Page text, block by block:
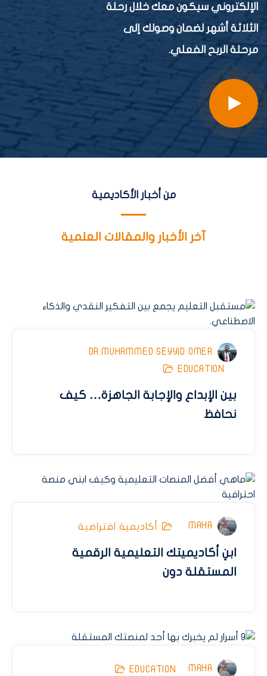
الإلكتروني سيكون معك خلال رحلة
الثلاثة أشهر لضمان وصولك إلى
مرحلة الربح الفعلي.
آخر الأخبار والمقالات العلمية
من أخبار الأكاديمية
DR.MUHAMMED SEYYID OMER
EDUCATION
بين الإبداع والإجابة الجاهزة… كيف
نحافظ
MAHA أكاديمية افتراضية
ابنِ أكاديميتك التعليمية الرقمية
المستقلة دون
MAHA
EDUCATION